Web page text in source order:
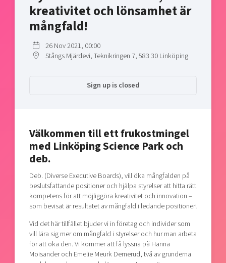
Shaping cities and regions
Bright East
Reversed mentorship
Upscaling
Talent & skills
Startup & industry collaboration
Offers to boost your business
Our community of companies
Projects
Publications
Project toolbox
Reach out to us
Locations
Today's lunch in Mjärdevi
kreativitet och lönsamhet är
mångfald!
26 Nov 2021, 00:00
Stångs Mjärdevi, Teknikringen 7, 583 30 Linköping
Sign up is closed
Välkommen till ett frukostmingel
med Linköping Science Park och
deb.
Deb. (Diverse Executive Boards), vill öka mångfalden på
beslutsfattande positioner och hjälpa styrelser att hitta rätt
kompetens för att möjliggöra kreativitet och innovation –
som bevisat är resultatet av mångfald i ledande positioner!
Vid det här tillfället bjuder vi in företag och individer som
vill lära sig mer om mångfald i styrelser och hur man arbeta
för att öka den. Vi kommer att få lyssna på Hanna
Moisander och Emelie Meurk Demerud, två av grunderna